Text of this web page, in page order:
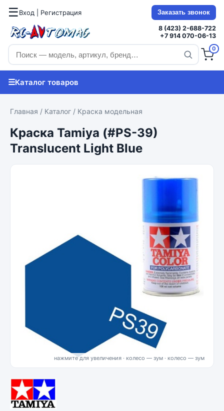
☰Вход | Регистрация Заказать звонок
8 (423) 2-688-722
+7 914 070-06-13
0
☰Каталог товаров
Главная / Каталог / Краска модельная
Краска Tamiya (#PS-39)
Translucent Light Blue
нажмите для увеличения · колесо — зум